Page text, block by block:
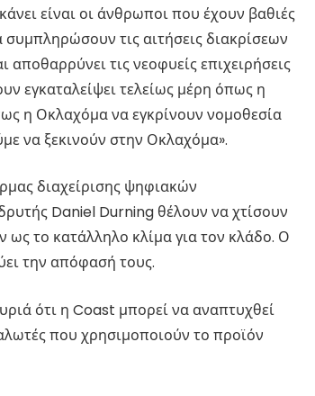
είναι οι άνθρωποι που έχουν βαθιές
τις αιτήσεις διακρίσεων
τις νεοφυείς επιχειρήσεις
εγκαταλείψει τελείως μέρη όπως η
η Οκλαχόμα να εγκρίνουν νομοθεσία
να ξεκινούν στην Οκλαχόμα».
διαχείρισης ψηφιακών
Daniel Durning θέλουν να χτίσουν
ως το κατάλληλο κλίμα για τον κλάδο. Ο
την απόφασή τους.
ότι η Coast μπορεί να αναπτυχθεί
που χρησιμοποιούν το προϊόν